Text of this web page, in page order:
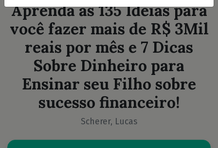
Aprenda as 135 Ideias para
você fazer mais de R$ 3Mil
reais por mês e 7 Dicas
Sobre Dinheiro para
Ensinar seu Filho sobre
sucesso financeiro!
Scherer, Lucas